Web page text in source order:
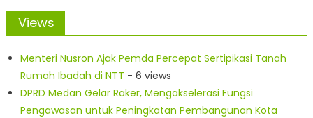
Views
Menteri Nusron Ajak Pemda Percepat Sertipikasi Tanah
Rumah Ibadah di NTT - 6 views
DPRD Medan Gelar Raker, Mengakselerasi Fungsi
Pengawasan untuk Peningkatan Pembangunan Kota